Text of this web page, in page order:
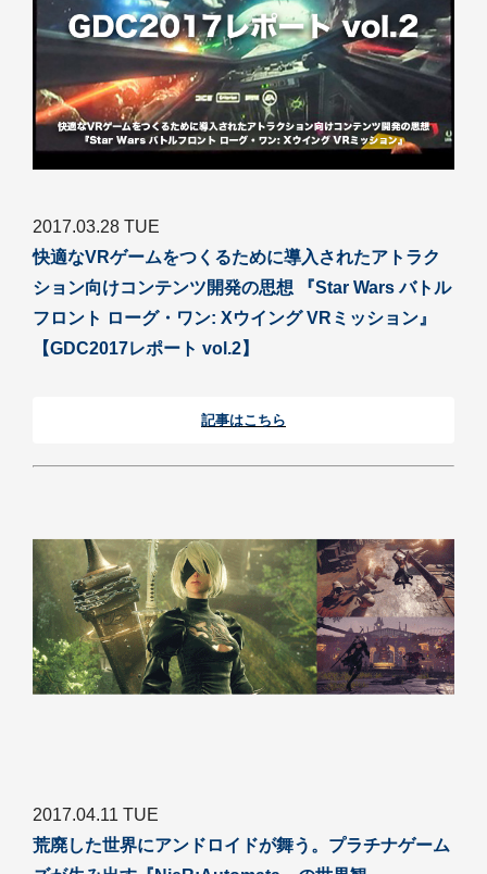
2017.03.28 TUE
快適なVRゲームをつくるために導入されたアトラク
ション向けコンテンツ開発の思想 『Star Wars バトル
フロント ローグ・ワン: Xウイング VRミッション』
【GDC2017レポート vol.2】
記事はこちら
2017.04.11 TUE
荒廃した世界にアンドロイドが舞う。プラチナゲーム